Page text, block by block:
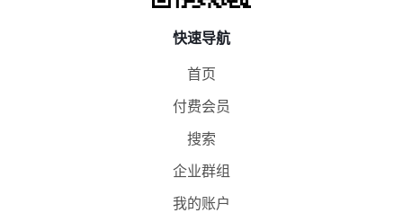
快速导航
首页
付费会员
搜索
企业群组
我的账户